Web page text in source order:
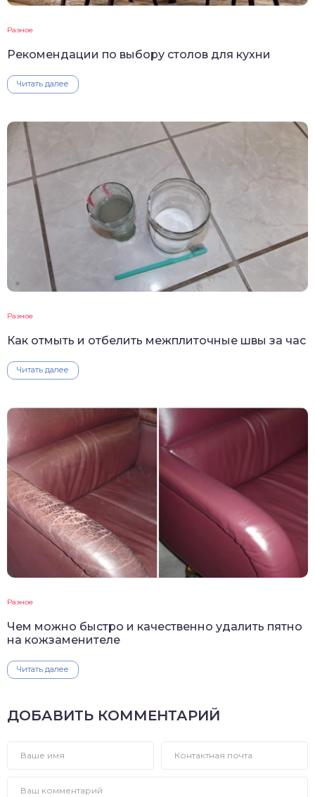
Разное
Рекомендации по выбору столов для кухни
Читать далее
Разное
Как отмыть и отбелить межплиточные швы за час
Читать далее
Разное
Чем можно быстро и качественно удалить пятно
на кожзаменителе
Читать далее
ДОБАВИТЬ КОММЕНТАРИЙ